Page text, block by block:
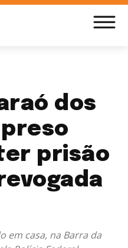
dos
preso
prisão
em casa, na Barra da